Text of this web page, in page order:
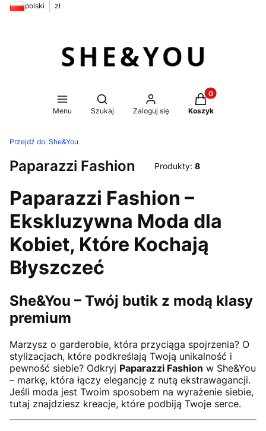
polski zł
Menu
Otwórz wyszukiwarkę
Szukaj Zaloguj się
Produkty w
Koszyk
Przejdź do: She&You
Paparazzi Fashion Produkty: 8
Paparazzi Fashion –
Ekskluzywna Moda dla
Kobiet, Które Kochają
Błyszczeć
She&You – Twój butik z modą klasy
premium
Marzysz o garderobie, która przyciąga spojrzenia? O
stylizacjach, które podkreślają Twoją unikalność i
pewność siebie? Odkryj Paparazzi Fashion w She&You
– markę, która łączy elegancję z nutą ekstrawagancji.
Jeśli moda jest Twoim sposobem na wyrażenie siebie,
tutaj znajdziesz kreacje, które podbiją Twoje serce.